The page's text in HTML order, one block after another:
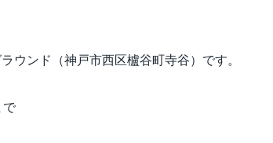
ウンド（神戸市西区櫨谷町寺谷）です。
で